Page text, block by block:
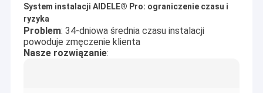
Filmy
VR Show
System instalacji AIDELE® Pro: ograniczenie czasu i
ryzyka
Problem: 34-dniowa średnia czasu instalacji
powoduje zmęczenie klienta
Nasze rozwiązanie:
masażu, wanny z hydromasażem. AIDELE znajduje się w
mieście Hangzhou, 200 km od Szanghaju i 20 km od lotniska
Hangzhou.
Jako jeden z producentów, którzy wytwarzają pełny zestaw
wyrobów sanitarnych, AIDELE dokonała w ciągu ostatnich 10 lat
godnego podziwu osiągnięcia: uzyskała certyfikat